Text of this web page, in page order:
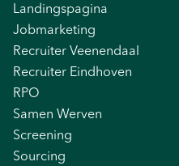
Landingspagina
Jobmarketing
Recruiter Veenendaal
Recruiter Eindhoven
RPO
Samen Werven
Screening
Sourcing